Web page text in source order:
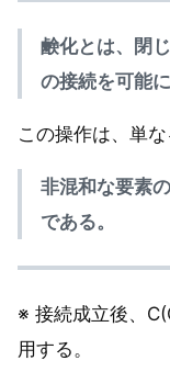
鹸化とは、閉
の接続を可能
この操作は、単
非混和な要素
である。
※ 接続成立後、
用する。